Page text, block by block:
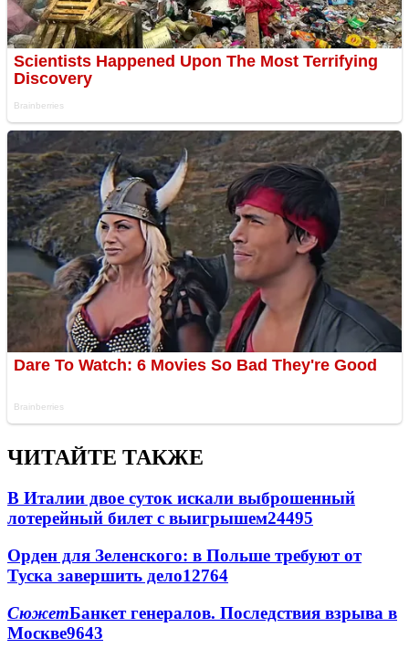
ЧИТАЙТЕ ТАКЖЕ
В Италии двое суток искали выброшенный
лотерейный билет с выигрышем24495
Орден для Зеленского: в Польше требуют от
Туска завершить дело12764
СюжетБанкет генералов. Последствия взрыва в
Москве9643